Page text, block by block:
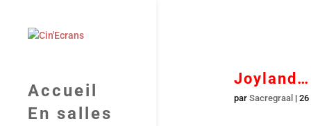
Accueil
En salles
Joyland…
par Sacregraal | 26